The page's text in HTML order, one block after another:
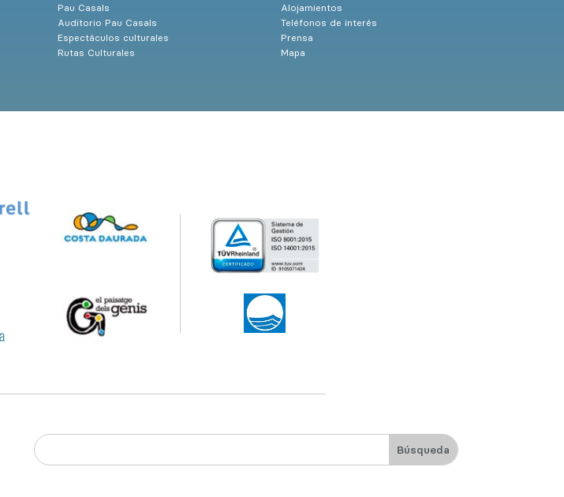
Pau Casals
Auditorio Pau Casals
Espectáculos culturales
Rutas Culturales
Alojamientos
Teléfonos de interés
Prensa
Mapa